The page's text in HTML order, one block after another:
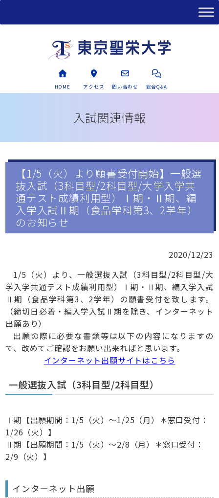
HOME アクセス 問い合わせ 総合Q&A
入試関連情報
【1/5（火）より願書受付開始】一般選
抜入試（3科目型/2科目型/大学入学共
通テスト成績利用型）Ⅰ期・Ⅱ期、編
入学入試Ⅱ期（食品学科第3、2学年）
のお知らせ
2020/12/23
1/5（火）より、一般選抜入試（3科目型/2科目型/大
学入学共通テスト成績利用型）Ⅰ期・Ⅱ期、編入学入試
Ⅱ期（食品学科第3、2学年）の願書受付を致します。
（締切日必着・編入学入試Ⅱ期を除き、インターネット
出願あり）
出願の際に必要な書類等は以下の内容になりますの
で、改めてご確認をお願い出来ればと思います。
インターネット出願サイトはこちら
一般選抜入試（3科目型/2科目型）
Ⅰ期【出願期間：1/5（火）～1/25（月）＊窓口受付：
1/26（火）】
Ⅱ期【出願期間：1/5（火）～2/8（月）＊窓口受付：
2/9（火）】
インターネット出願